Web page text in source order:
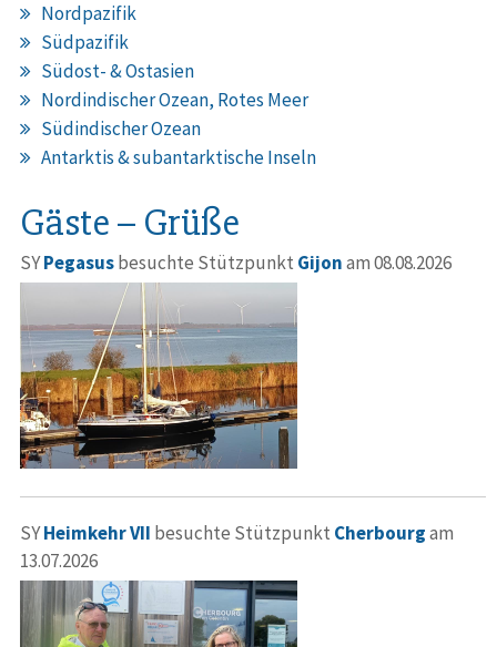
Nordpazifik
Südpazifik
Südost- & Ostasien
Nordindischer Ozean, Rotes Meer
Südindischer Ozean
Antarktis & subantarktische Inseln
Gäste – Grüße
SYPegasusbesuchte Stützpunkt Gijonam 08.08.2026
SYHeimkehr VII besuchte Stützpunkt Cherbourgam
13.07.2026